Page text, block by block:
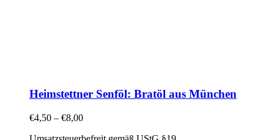
Heimstettner Senföl: Bratöl aus München
€4,50 – €8,00